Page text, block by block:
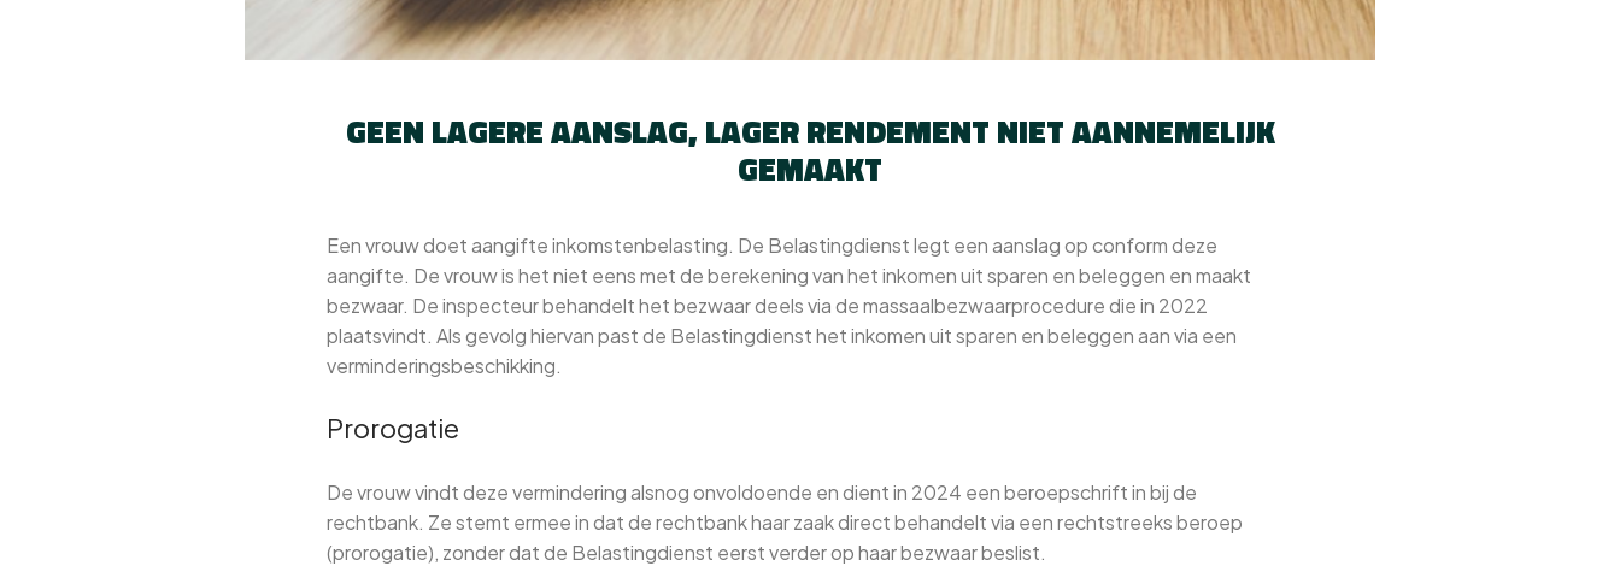
GEEN LAGERE AANSLAG, LAGER RENDEMENT NIET AANNEMELIJK
GEMAAKT
Een vrouw doet aangifte inkomstenbelasting. De Belastingdienst legt een aanslag op conform deze
aangifte. De vrouw is het niet eens met de berekening van het inkomen uit sparen en beleggen en maakt
bezwaar. De inspecteur behandelt het bezwaar deels via de massaalbezwaarprocedure die in 2022
plaatsvindt. Als gevolg hiervan past de Belastingdienst het inkomen uit sparen en beleggen aan via een
verminderingsbeschikking.
Prorogatie
De vrouw vindt deze vermindering alsnog onvoldoende en dient in 2024 een beroepschrift in bij de
rechtbank. Ze stemt ermee in dat de rechtbank haar zaak direct behandelt via een rechtstreeks beroep
(prorogatie), zonder dat de Belastingdienst eerst verder op haar bezwaar beslist.